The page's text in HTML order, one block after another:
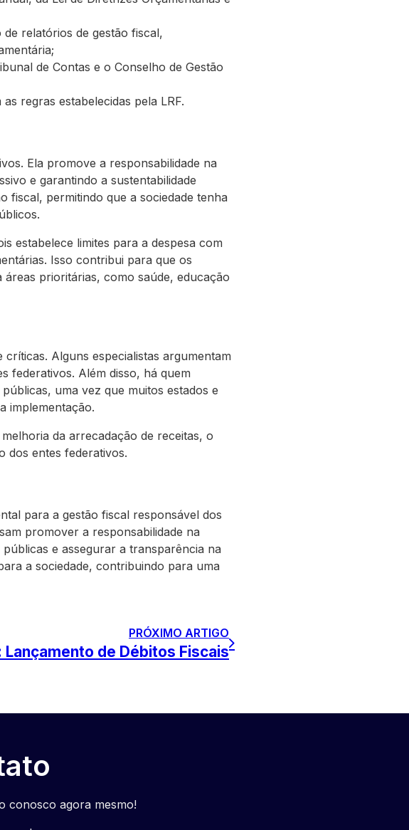
relatórios de gestão fiscal,
de Contas e o Conselho de Gestão
regras estabelecidas pela LRF.
Ela promove a responsabilidade na
e garantindo a sustentabilidade
fiscal, permitindo que a sociedade tenha
estabelece limites para a despesa com
Isso contribui para que os
prioritárias, como saúde, educação
Alguns especialistas argumentam
federativos. Além disso, há quem
uma vez que muitos estados e
implementação.
da arrecadação de receitas, o
dos entes federativos.
para a gestão fiscal responsável dos
promover a responsabilidade na
e assegurar a transparência na
a sociedade, contribuindo para uma
PRÓXIMO ARTIGO
Lançamento de Débitos Fiscais
conosco agora mesmo!